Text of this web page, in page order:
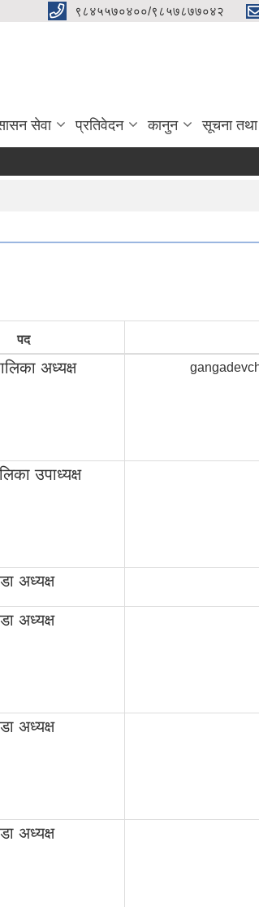
९८४५५७०४००/९८५७८७७०४२
सेवा प्रतिवेदन कानुन सूचना तथा
पद
अध्यक्ष
उपाध्यक्ष
अध्यक्ष
अध्यक्ष
अध्यक्ष
अध्यक्ष